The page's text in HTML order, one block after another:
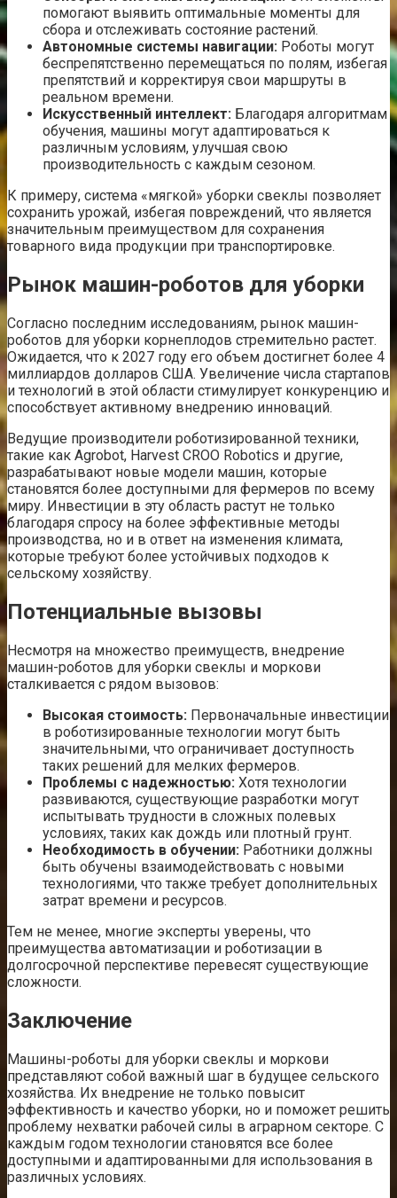
помогают выявить оптимальные моменты для
сбора и отслеживать состояние растений.
Автономные системы навигации: Роботы могут
беспрепятственно перемещаться по полям, избегая
препятствий и корректируя свои маршруты в
реальном времени.
Искусственный интеллект: Благодаря алгоритмам
обучения, машины могут адаптироваться к
различным условиям, улучшая свою
производительность с каждым сезоном.
К примеру, система «мягкой» уборки свеклы позволяет
сохранить урожай, избегая повреждений, что является
значительным преимуществом для сохранения
товарного вида продукции при транспортировке.
Рынок машин-роботов для уборки
Согласно последним исследованиям, рынок машин-
роботов для уборки корнеплодов стремительно растет.
Ожидается, что к 2027 году его объем достигнет более 4
миллиардов долларов США. Увеличение числа стартапов
и технологий в этой области стимулирует конкуренцию и
способствует активному внедрению инноваций.
Ведущие производители роботизированной техники,
такие как Agrobot, Harvest CROO Robotics и другие,
разрабатывают новые модели машин, которые
становятся более доступными для фермеров по всему
миру. Инвестиции в эту область растут не только
благодаря спросу на более эффективные методы
производства, но и в ответ на изменения климата,
которые требуют более устойчивых подходов к
сельскому хозяйству.
Потенциальные вызовы
Несмотря на множество преимуществ, внедрение
машин-роботов для уборки свеклы и моркови
сталкивается с рядом вызовов:
Высокая стоимость: Первоначальные инвестиции
в роботизированные технологии могут быть
значительными, что ограничивает доступность
таких решений для мелких фермеров.
Проблемы с надежностью: Хотя технологии
развиваются, существующие разработки могут
испытывать трудности в сложных полевых
условиях, таких как дождь или плотный грунт.
Необходимость в обучении: Работники должны
быть обучены взаимодействовать с новыми
технологиями, что также требует дополнительных
затрат времени и ресурсов.
Тем не менее, многие эксперты уверены, что
преимущества автоматизации и роботизации в
долгосрочной перспективе перевесят существующие
сложности.
Заключение
Машины-роботы для уборки свеклы и моркови
представляют собой важный шаг в будущее сельского
хозяйства. Их внедрение не только повысит
эффективность и качество уборки, но и поможет решить
проблему нехватки рабочей силы в аграрном секторе. С
каждым годом технологии становятся все более
доступными и адаптированными для использования в
различных условиях.